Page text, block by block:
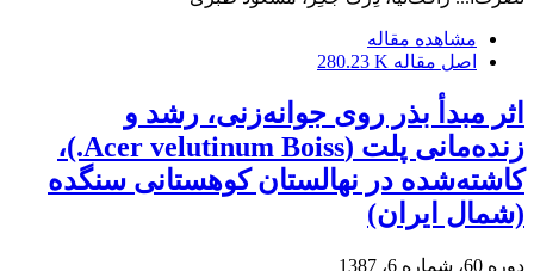
مشاهده مقاله
اصل مقاله 280.23 K
اثر مبدأ بذر روی جوانه‌زنی، رشد و
زنده‌مانی پلت (Acer velutinum Boiss.)،
کاشته‌شده در نهالستان کوهستانی سنگده
(شمال ایران)
دوره 60، شماره 6، 1387